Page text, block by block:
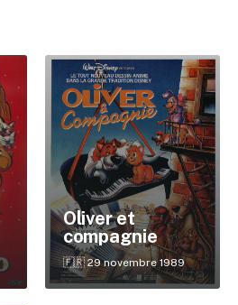
Oliver et
compagnie
🇫🇷 29 novembre 1989